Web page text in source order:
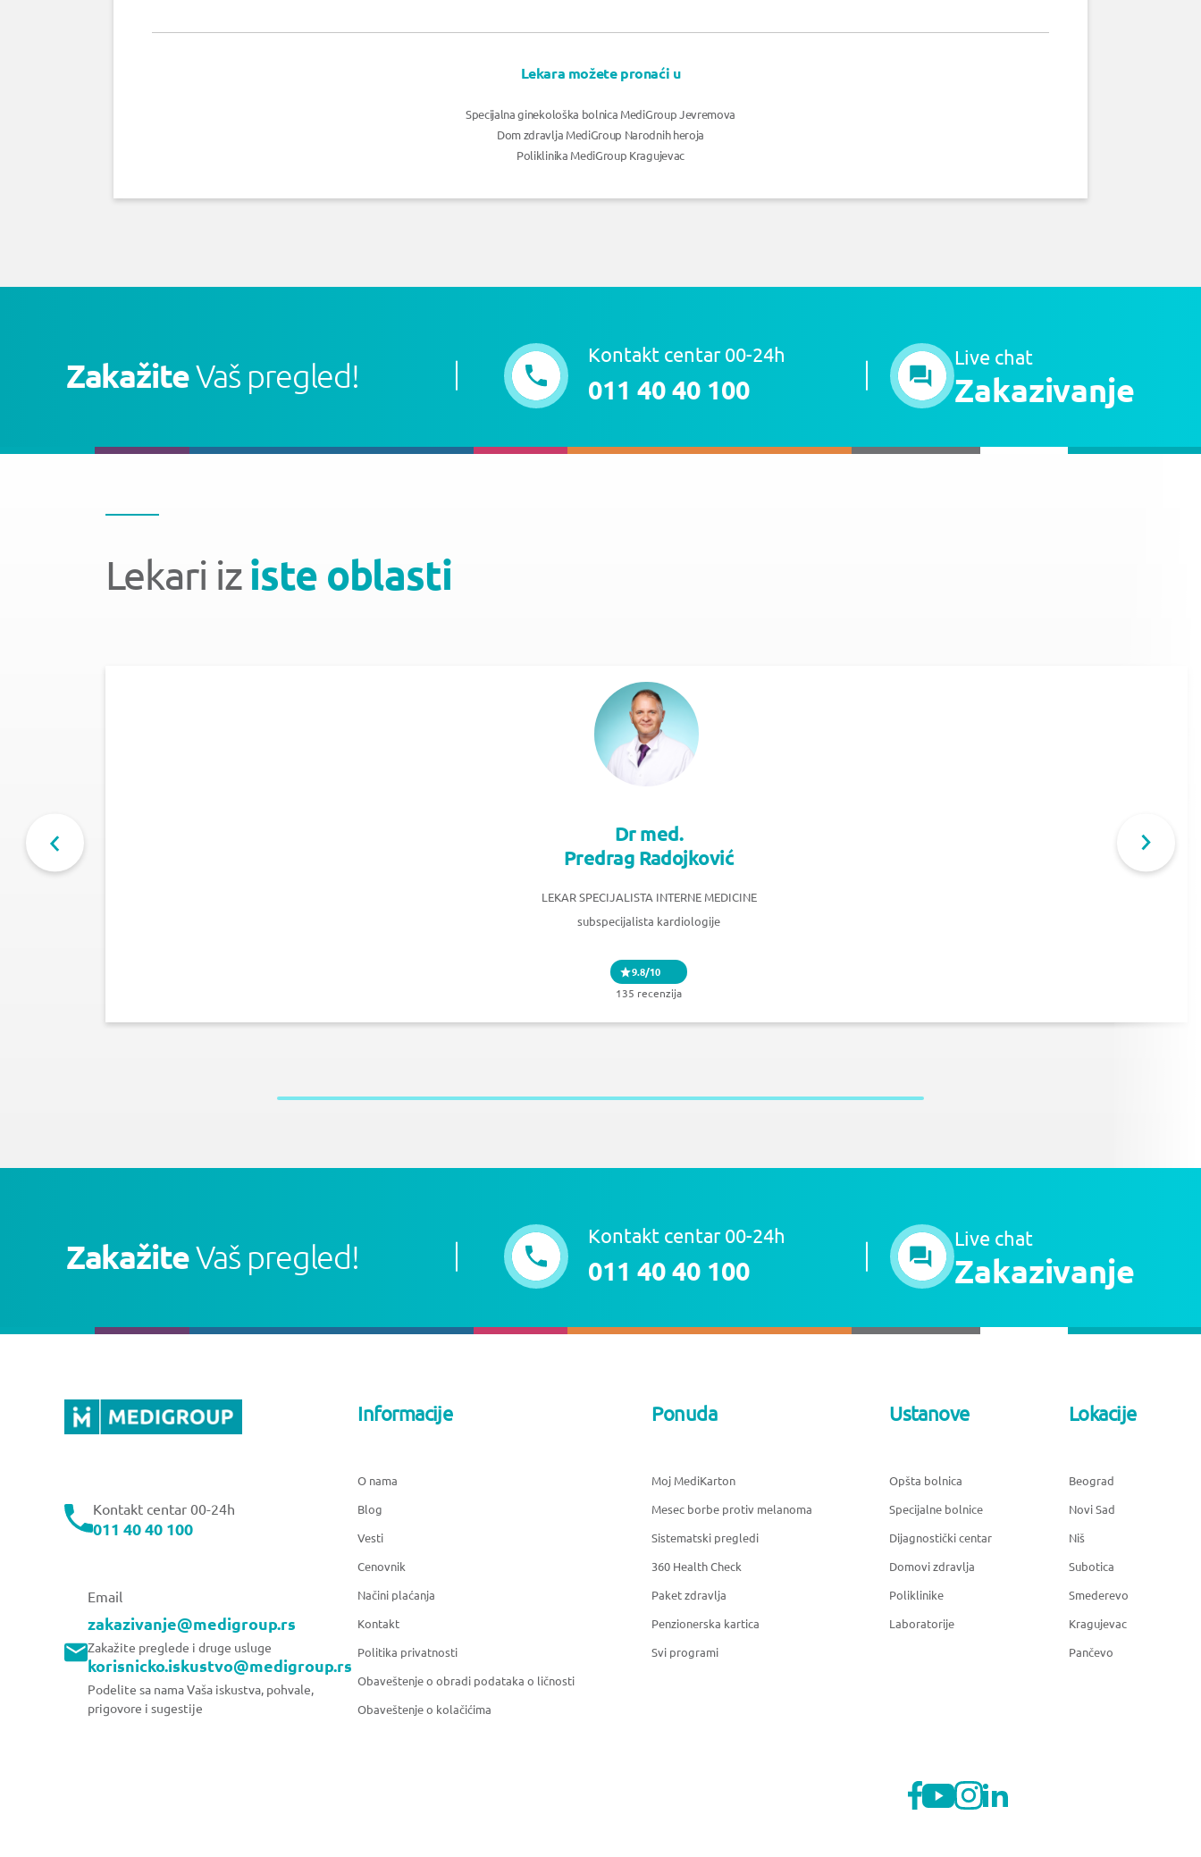
Lekara možete pronaći u
Specijalna ginekološka bolnica MediGroup Jevremova
Dom zdravlja MediGroup Narodnih heroja
Poliklinika MediGroup Kragujevac
ZakažiteVaš pregled!
Kontakt centar 00-24h
011 40 40 100
Live chat
Zakazivanje
Lekari iziste oblasti
Dr med.
Predrag Radojković
LEKAR SPECIJALISTA INTERNE MEDICINE
subspecijalista kardiologije
9.8/10
135 recenzija
ZakažiteVaš pregled!
Kontakt centar 00-24h
011 40 40 100
Live chat
Zakazivanje
Kontakt centar 00-24h
011 40 40 100
Email
zakazivanje@medigroup.rs
Zakažite preglede i druge usluge
korisnicko.iskustvo@medigroup.rs
Podelite sa nama Vaša iskustva, pohvale,
prigovore i sugestije
Informacije
O nama
Blog
Vesti
Cenovnik
Načini plaćanja
Kontakt
Politika privatnosti
Obaveštenje o obradi podataka o ličnosti
Obaveštenje o kolačićima
Ponuda
Moj MediKarton
Mesec borbe protiv melanoma
Sistematski pregledi
360 Health Check
Paket zdravlja
Penzionerska kartica
Svi programi
Ustanove
Opšta bolnica
Specijalne bolnice
Dijagnostički centar
Domovi zdravlja
Poliklinike
Laboratorije
Lokacije
Beograd
Novi Sad
Niš
Subotica
Smederevo
Kragujevac
Pančevo